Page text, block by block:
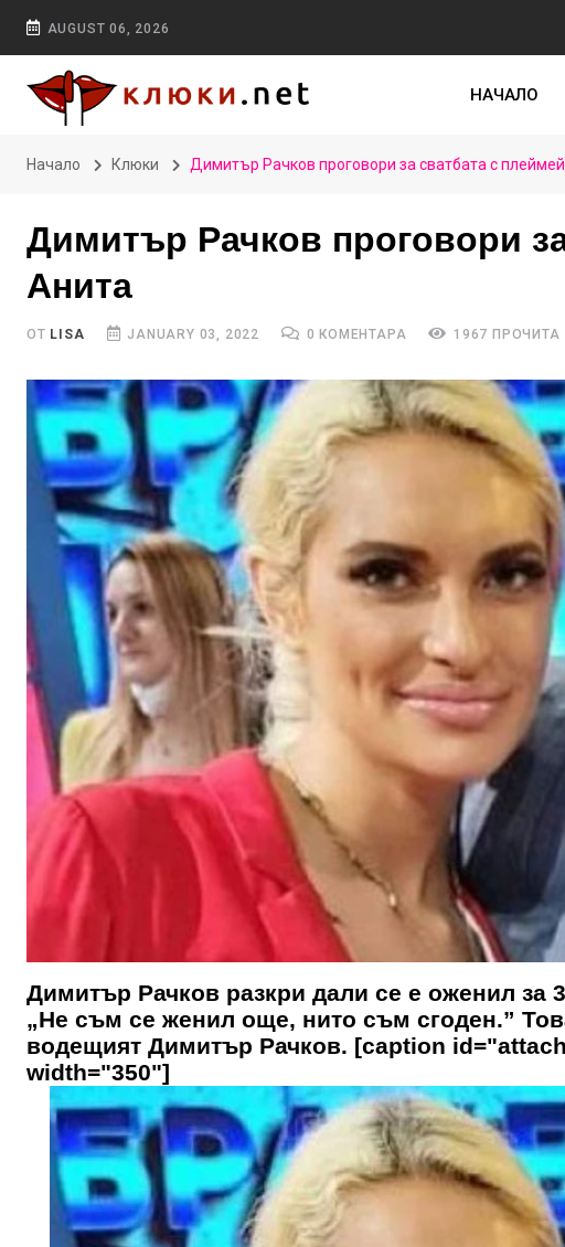
AUGUST 06, 2026
НАЧАЛО
Начало Клюки Димитър Рачков проговори за сватбата с
Димитър Рачков проговори
Анита
ОТ LISA JANUARY 03, 2022 0 КОМЕНТАРА 1967 ПРОЧИТА
Димитър Рачков разкри дали се е оженил за
„Не съм се женил още, нито съм сгоден.”
водещият Димитър Рачков. [caption
width="350"]